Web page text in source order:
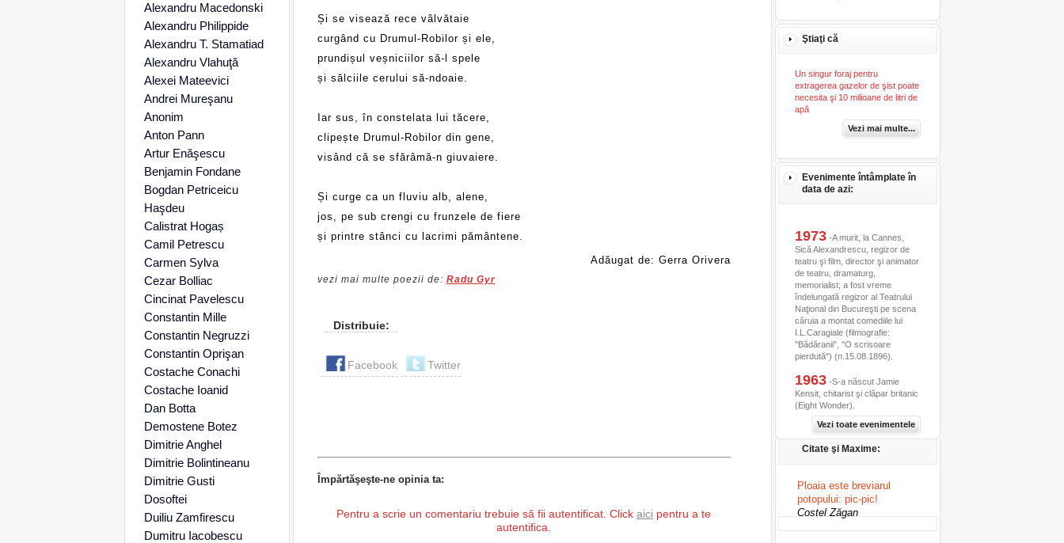
Și se visează rece vâlvătaie
curgând cu Drumul-Robilor și ele,
prundișul veșniciilor să-l spele
și sălciile cerului să-ndoaie.
Iar sus, în constelata lui tăcere,
clipește Drumul-Robilor din gene,
visând că se sfărâmă-n giuvaiere.
Și curge ca un fluviu alb, alene,
jos, pe sub crengi cu frunzele de fiere
și printre stânci cu lacrimi pământene.
Adăugat de: Gerra Orivera
vezi mai multe poezii de: Radu Gyr
Distribuie:
Facebook Twitter
Împărtăşeşte-ne opinia ta:
Pentru a scrie un comentariu trebuie să fii autentificat. Click aici pentru a te
autentifica.
Alexandru Macedonski
Alexandru Philippide
Alexandru T. Stamatiad
Alexandru Vlahuţă
Alexei Mateevici
Andrei Mureşanu
Anonim
Anton Pann
Artur Enăşescu
Benjamin Fondane
Bogdan Petriceicu
Haşdeu
Calistrat Hogaș
Camil Petrescu
Carmen Sylva
Cezar Bolliac
Cincinat Pavelescu
Constantin Mille
Constantin Negruzzi
Constantin Oprişan
Costache Conachi
Costache Ioanid
Dan Botta
Demostene Botez
Dimitrie Anghel
Dimitrie Bolintineanu
Dimitrie Gusti
Dosoftei
Duiliu Zamfirescu
Dumitru Iacobescu
Ştiaţi că
Un singur foraj pentru
extragerea gazelor de şist poate
necesita şi 10 milioane de litri de
apă
Vezi mai multe...
Evenimente întâmplate în
data de azi:
1973-A murit, la Cannes,
Sică Alexandrescu, regizor de
teatru şi film, director şi animator
de teatru, dramaturg,
memorialist; a fost vreme
îndelungată regizor al Teatrului
Naţional din Bucureşti pe scena
căruia a montat comediile lui
I.L.Caragiale (filmografie:
"Bădăranii", "O scrisoare
pierdută") (n.15.08.1896).
1963-S-a născut Jamie
Kensit, chitarist şi clăpar britanic
(Eight Wonder).
Vezi toate evenimentele
Citate şi Maxime:
Ploaia este breviarul
potopului: pic-pic!
Costel Zăgan